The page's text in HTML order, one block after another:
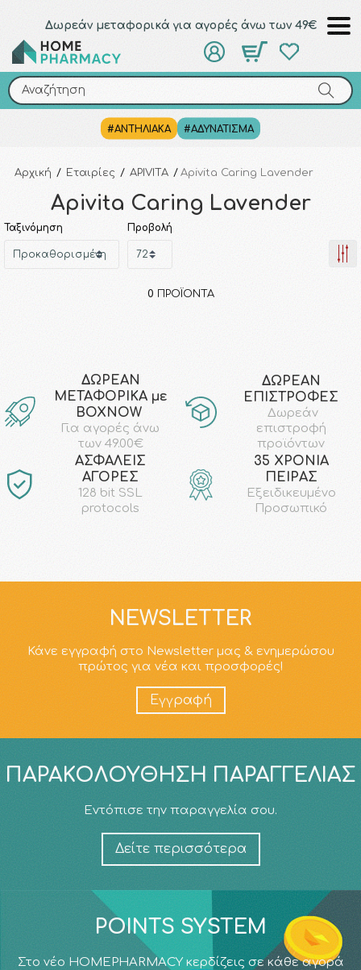
Δωρεάν μεταφορικά για αγορές άνω των 49€
Αναζήτηση
#ΑΝΤΗΛΙΑΚΑ #ΑΔΥΝΑΤΙΣΜΑ
Αναζήτηση
Αρχική / Εταιρίες / APIVITA / Apivita Caring Lavender
Apivita Caring Lavender
Ταξινόμηση Προβολή
0 ΠΡΟΪΌΝΤΑ
ΔΩΡΕΑΝ
ΜΕΤΑΦΟΡΙΚΑ με
ΒΟΧΝΟW
Για αγορές άνω
των 49.00€
ΔΩΡΕΑΝ
ΕΠΙΣΤΡΟΦΕΣ
Δωρεάν
επιστροφή
προϊόντων
AΣΦΑΛΕΙΣ
ΑΓΟΡΕΣ
128 bit SSL
protocols
35 ΧΡΟΝΙΑ
ΠΕΙΡΑΣ
Εξειδικευμένο
Προσωπικό
NEWSLETTER
Κάνε εγγραφή στο Newsletter μας & ενημερώσου
πρώτος για νέα και προσφορές!
Εγγραφή
ΠΑΡΑΚΟΛΟΎΘΗΣΗ ΠΑΡΑΓΓΕΛΊΑΣ
Εντόπισε την παραγγελία σου.
Δείτε περισσότερα
POINTS SYSTEM
Στο νέο HOMEPHARMACY κερδίζεις σε κάθε αγορά